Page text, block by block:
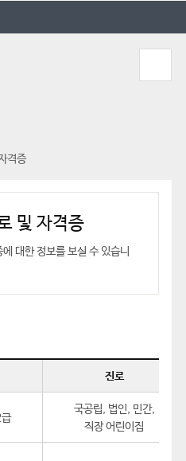
격증
및 자격증
대한 정보를 보실 수 있습니
진로
국공립, 법인, 민간,
직장 어린이집